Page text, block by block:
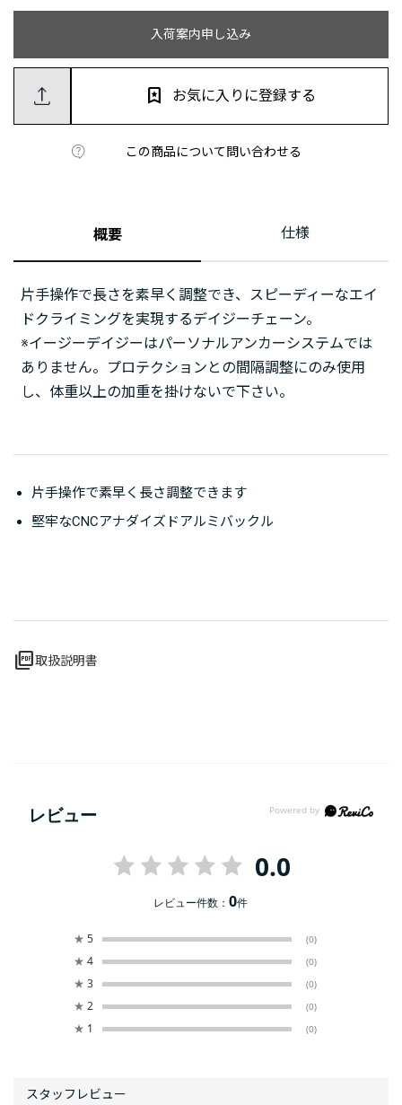
入荷案内申し込み
この商品について問い合わせる
お気に入りに登録する
概要 仕様
片手操作で長さを素早く調整でき、スピーディーなエイ
ドクライミングを実現するデイジーチェーン。
※イージーデイジーはパーソナルアンカーシステムでは
ありません。プロテクションとの間隔調整にのみ使用
し、体重以上の加重を掛けないで下さい。
片手操作で素早く長さ調整できます
堅牢なCNCアナダイズドアルミバックル
picture_as_pdf取扱説明書
レビュー
0.0
レビュー件数：0件
★ 5 (0)
★ 4 (0)
★ 3 (0)
★ 2 (0)
★ 1 (0)